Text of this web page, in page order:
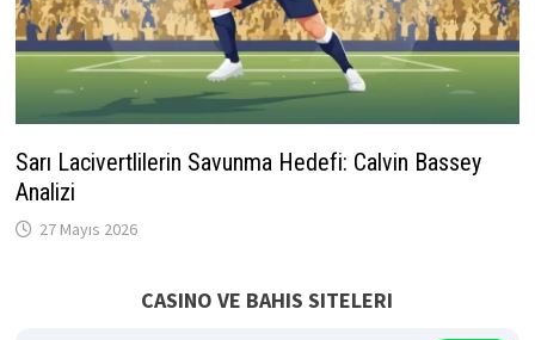
Sarı Lacivertlilerin Savunma Hedefi: Calvin Bassey
Analizi
27 Mayıs 2026
CASINO VE BAHIS SITELERI